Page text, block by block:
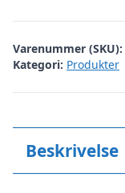
Varenummer (SKU):
Kategori: Produkter
Beskrivelse